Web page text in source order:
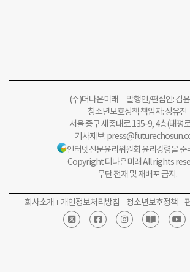
(주)더나은미래 발행인/편집인: 김
청소년보호정책 책임자: 정유진
서울 중구 세종대로 135-9, 4층(태평
기사제보:
인터넷신문윤리위원회 윤리강령을 준
Copyright 더나은미래 All rights
무단 전재 및 재배포 금지.
회사소개 개인정보처리방침 청소년보호정책